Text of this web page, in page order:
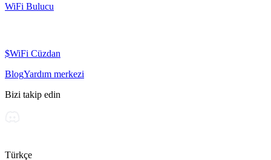
WiFi Bulucu
$WiFi Cüzdan
BlogYardım merkezi
Bizi takip edin
Türkçe